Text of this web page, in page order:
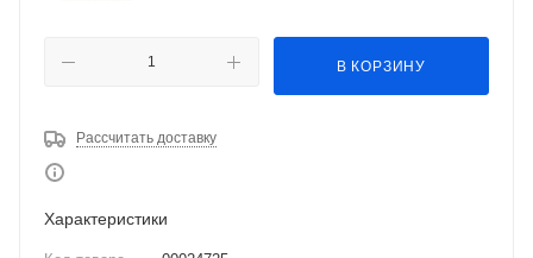
В КОРЗИНУ
Рассчитать доставку
Характеристики